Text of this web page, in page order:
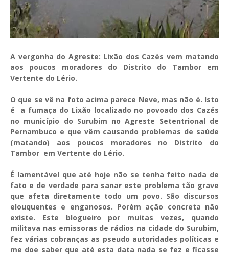
A vergonha do Agreste: Lixão dos Cazés vem matando
aos poucos moradores do Distrito do Tambor em
Vertente do Lério.
O que se vê na foto acima parece Neve, mas não é. Isto
é a fumaça do Lixão localizado no povoado dos Cazés
no município do Surubim no Agreste Setentrional de
Pernambuco e que vêm causando problemas de saúde
(matando) aos poucos moradores no Distrito do
Tambor em Vertente do Lério.
É lamentável que até hoje não se tenha feito nada de
fato e de verdade para sanar este problema tão grave
que afeta diretamente todo um povo. São discursos
elouquentes e enganosos. Porém ação concreta não
existe. Este blogueiro por muitas vezes, quando
militava nas emissoras de rádios na cidade do Surubim,
fez várias cobranças as pseudo autoridades políticas e
me doe saber que até esta data nada se fez e ficasse